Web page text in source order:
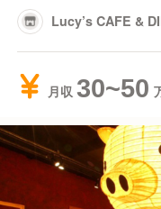
Lucy’s CAFE &
月収 30~50